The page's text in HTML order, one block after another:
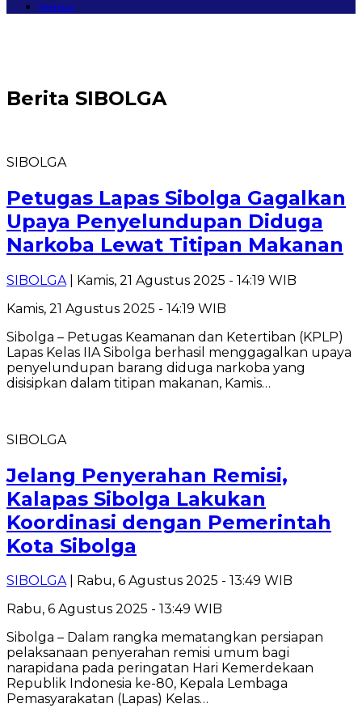
Redaksi
Berita SIBOLGA
SIBOLGA
Petugas Lapas Sibolga Gagalkan
Upaya Penyelundupan Diduga
Narkoba Lewat Titipan Makanan
SIBOLGA | Kamis, 21 Agustus 2025 - 14:19 WIB
Kamis, 21 Agustus 2025 - 14:19 WIB
Sibolga – Petugas Keamanan dan Ketertiban (KPLP)
Lapas Kelas IIA Sibolga berhasil menggagalkan upaya
penyelundupan barang diduga narkoba yang
disisipkan dalam titipan makanan, Kamis…
SIBOLGA
Jelang Penyerahan Remisi,
Kalapas Sibolga Lakukan
Koordinasi dengan Pemerintah
Kota Sibolga
SIBOLGA| Rabu, 6 Agustus 2025 - 13:49 WIB
Rabu, 6 Agustus 2025 - 13:49 WIB
Sibolga – Dalam rangka mematangkan persiapan
pelaksanaan penyerahan remisi umum bagi
narapidana pada peringatan Hari Kemerdekaan
Republik Indonesia ke-80, Kepala Lembaga
Pemasyarakatan (Lapas) Kelas…